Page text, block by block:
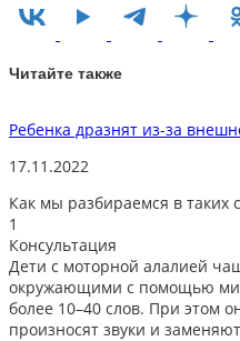
Читайте также
Ребенка дразнят из-за
17.11.2022
Как мы разбираемся в таких
1
Консультация
Дети с моторной алалией
окружающими с помощью
более 10–40 слов. При этом
произносят звуки и